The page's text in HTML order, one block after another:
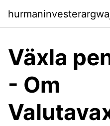
Växla
- Om